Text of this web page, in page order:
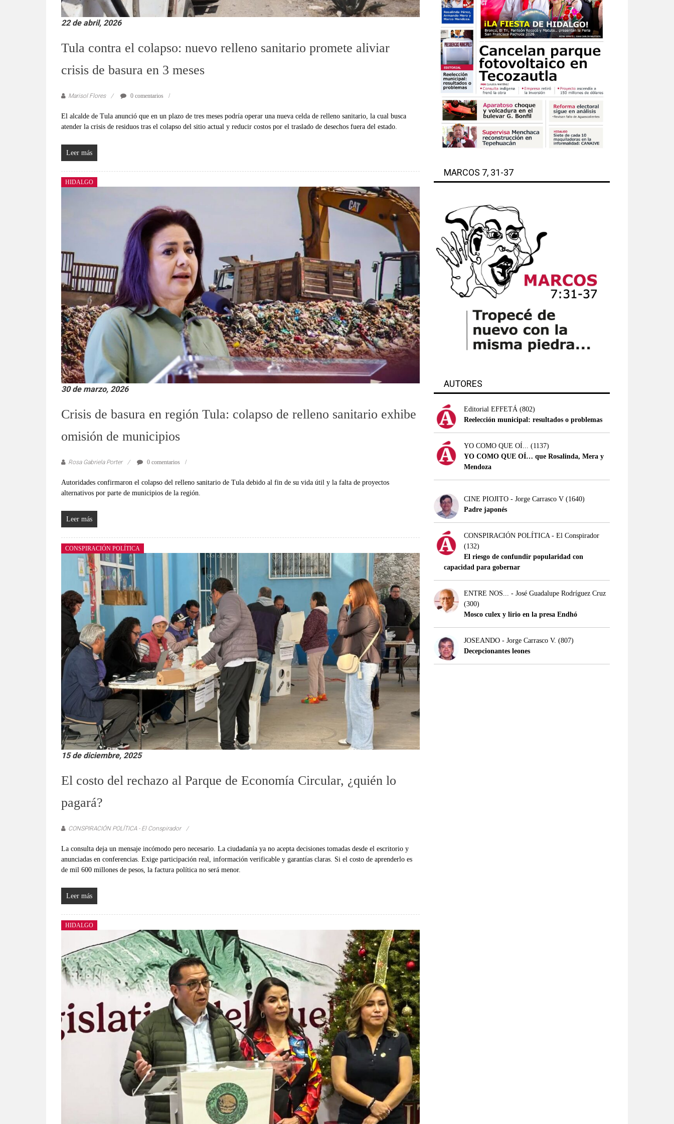
22 de abril, 2026
Tula contra el colapso: nuevo relleno sanitario promete aliviar
crisis de basura en 3 meses
Marisol Flores 0 comentarios
El alcalde de Tula anunció que en un plazo de tres meses podría operar una nueva celda de relleno sanitario, la cual busca
atender la crisis de residuos tras el colapso del sitio actual y reducir costos por el traslado de desechos fuera del estado.
Leer más
HIDALGO
30 de marzo, 2026
Crisis de basura en región Tula: colapso de relleno sanitario exhibe
omisión de municipios
Rosa Gabriela Porter 0 comentarios
Autoridades confirmaron el colapso del relleno sanitario de Tula debido al fin de su vida útil y la falta de proyectos
alternativos por parte de municipios de la región.
Leer más
CONSPIRACIÓN POLÍTICA
15 de diciembre, 2025
El costo del rechazo al Parque de Economía Circular, ¿quién lo
pagará?
CONSPIRACIÓN POLÍTICA - El Conspirador
La consulta deja un mensaje incómodo pero necesario. La ciudadanía ya no acepta decisiones tomadas desde el escritorio y
anunciadas en conferencias. Exige participación real, información verificable y garantías claras. Si el costo de aprenderlo es
de mil 600 millones de pesos, la factura política no será menor.
Leer más
HIDALGO
MARCOS 7, 31-37
AUTORES
Editorial EFFETÁ (802)
Reelección municipal: resultados o problemas
YO COMO QUE OÍ... (1137)
YO COMO QUE OÍ… que Rosalinda, Mera y
Mendoza
CINE PIOJITO - Jorge Carrasco V (1640)
Padre japonés
CONSPIRACIÓN POLÍTICA - El Conspirador
(132)
El riesgo de confundir popularidad con
capacidad para gobernar
ENTRE NOS... - José Guadalupe Rodríguez Cruz
(300)
Mosco culex y lirio en la presa Endhó
JOSEANDO - Jorge Carrasco V. (807)
Decepcionantes leones